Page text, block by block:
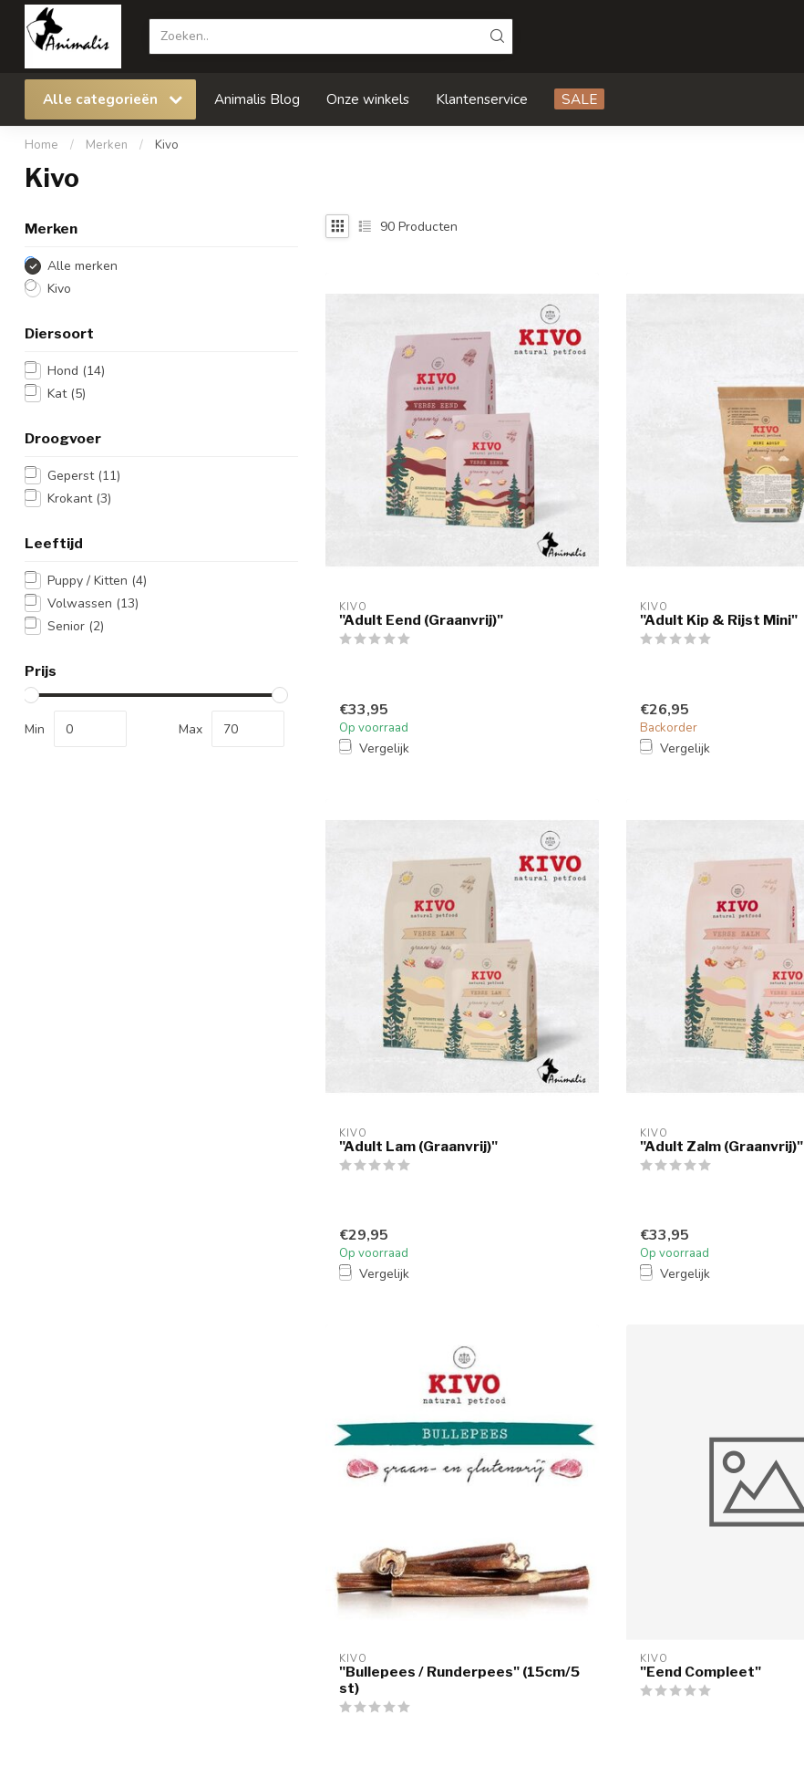
Alle categorieën Animalis Blog Onze winkels Klantenservice SALE
Home / Merken / Kivo
Kivo
Merken
Alle merken
Kivo
Diersoort
Hond (14)
Kat (5)
Droogvoer
Geperst (11)
Krokant (3)
Leeftijd
Puppy / Kitten (4)
Volwassen (13)
Senior (2)
Prijs
Min Max
90 Producten
KIVO
"Adult Eend (Graanvrij)"
€33,95
Op voorraad
Vergelijk
KIVO
"Adult Kip & Rijst Mini"
€26,95
Backorder
Vergelijk
KIVO
"Adult Lam (Graanvrij)"
€29,95
Op voorraad
Vergelijk
KIVO
"Adult Zalm (Graanvrij)"
€33,95
Op voorraad
Vergelijk
KIVO
"Bullepees / Runderpees" (15cm/5
st)
KIVO
"Eend Compleet"